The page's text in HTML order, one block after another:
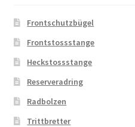
Frontschutzbügel
Frontstossstange
Heckstossstange
Reserveradring
Radbolzen
Trittbretter